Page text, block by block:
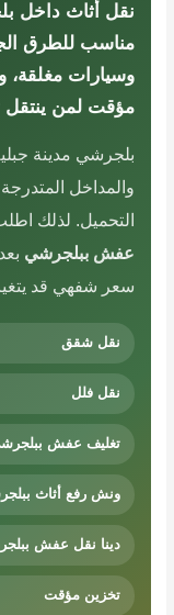
نقل أثاث داخل
مناسب للطرق
وسيارات مغلقة،
مؤقت لمن ينتقل
بلجرشي مدينة
والمداخل
التحميل. لذلك
عفش ببلجرشي
سعر شفهي قد
نقل شقق
نقل فلل
تغليف عفش
ونش رفع أثاث
دينا نقل عفش
تخزين مؤقت